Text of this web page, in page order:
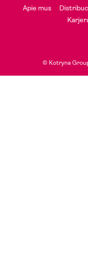
Apie mus
© Kotryna